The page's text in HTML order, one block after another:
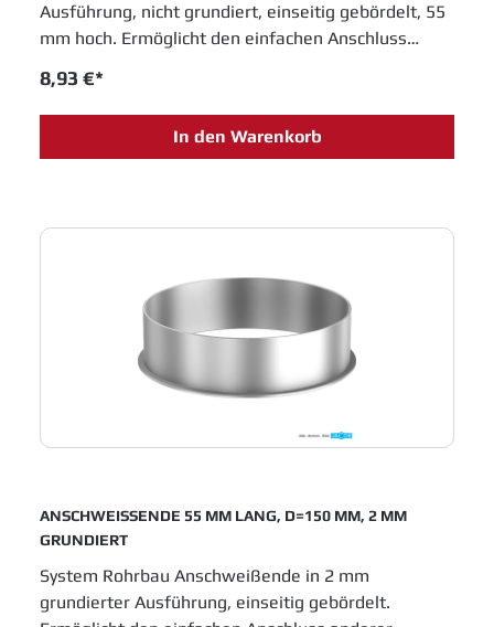
Ausführung, nicht grundiert, einseitig gebördelt, 55
mm hoch. Ermöglicht den einfachen Anschluss
Durchmesser 150 mm. JACOB Rohrsysteme sind
im Baukastenprinzip entwickelt und bieten moderne
Lösungen für das Schüttguthandling sowie
Jacob Rohrbau eine feste Position in allen
Laufrohre einsetzen.
8,93 €*
In den Warenkorb
ANSCHWEISSENDE 55 MM LANG, D=150 MM, 2 MM
GRUNDIERT
System Rohrbau Anschweißende in 2 mm
grundierter Ausführung, einseitig gebördelt.